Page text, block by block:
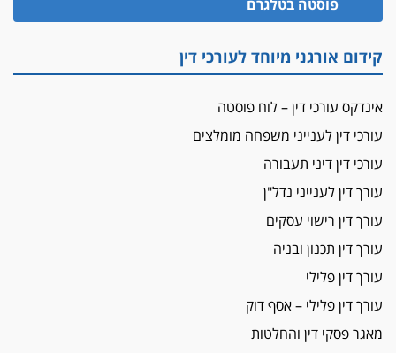
מאסר בפועל לעו"ד מהצפון שהגיש תביעות
פיקטיביות בשם פלסטינים
על המידתיות
ביה"ד המשמעתי ביטל השעיה לצמיתות של
אשם
עו"ד הלל בבייב הורשע בהונאת עשרות לקוחות,
ההסדר: 7-9 שנות מאסר
דין ומקרקעין
עורך דין ברמת השרון נחקר בחשד למרמה בעסקת
"אני מכינה 5-6 ג'וינטים ביום"
תובעת משטרתית פוטרה בחשד לעישון סמים
שנחשף בפעילות בלשים בטלגרם
לא בכל יום
פוסטה בטלגרם
קידום אורגני מיוחד לעורכי דין
אינדקס עורכי דין – לוח פוסטה
עורכי דין לענייני משפחה מומלצים
עורכי דין דיני תעבורה
עורך דין לענייני נדל"ן
עורך דין רישוי עסקים
עורך דין תכנון ובניה
עורך דין פלילי
עורך דין פלילי – אסף דוק
מאגר פסקי דין והחלטות